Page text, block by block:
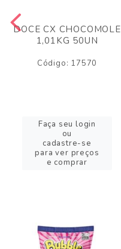
DOCE CX CHOCOMOLE
1,01KG 50UN
Código: 17570
Faça seu login
ou
cadastre-se
para ver preços
e comprar